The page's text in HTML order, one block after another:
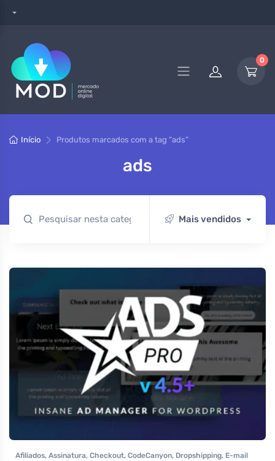
0
Início Produtos marcados com a tag “ads”
ads
Mais vendidos
Afiliados, Assinatura, Checkout, CodeCanyon, Dropshipping, E-mail